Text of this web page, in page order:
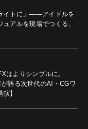
イトに」――アイドルを
アルを現場でつくる、
はよりシンプルに。
語る次世代のAI・CGワ
】